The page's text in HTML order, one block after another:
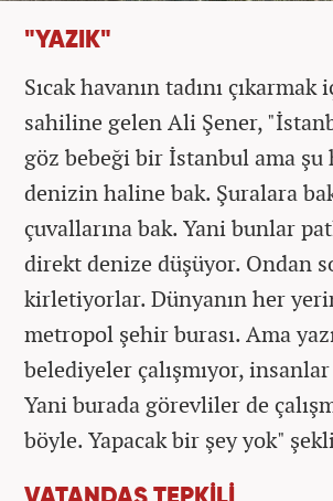
"YAZIK"
Sıcak havanın tadını
sahiline gelen Ali Şener,
göz bebeği bir İstanbul ama şu
denizin haline bak. Şuralara
çuvallarına bak. Yani bunlar
direkt denize düşüyor. Ondan
kirletiyorlar. Dünyanın her
metropol şehir burası. Ama
belediyeler çalışmıyor, insanlar
Yani burada görevliler de
böyle. Yapacak bir şey yok"